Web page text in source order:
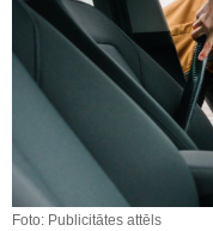
Foto: Publicitātes attēls